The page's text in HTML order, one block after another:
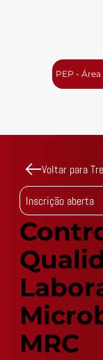
PEP -
Voltar para
Inscrição aberta
MRC